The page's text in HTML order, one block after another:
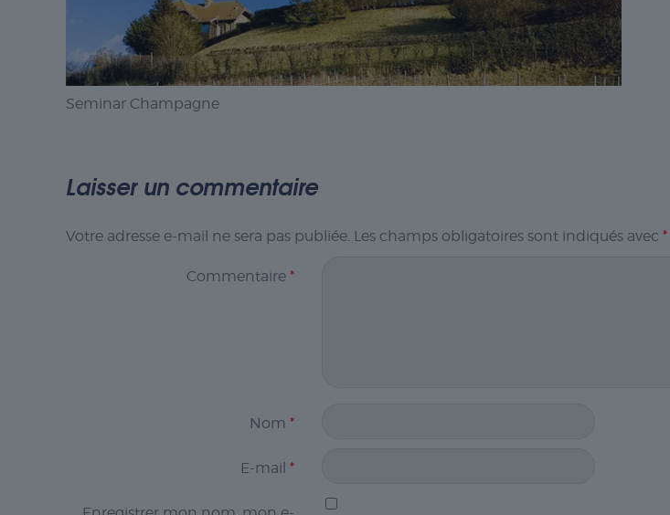
Seminar Champagne
Laisser un commentaire
Votre adresse e-mail ne sera pas publiée. Les champs obligatoires sont indiqués avec *
Commentaire *
Nom *
E-mail *